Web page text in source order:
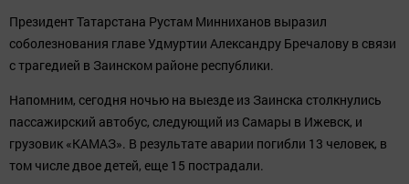
Президент Татарстана Рустам Минниханов выразил
соболезнования главе Удмуртии Александру Бречалову в связи
с трагедией в Заинском районе республики.
Напомним, сегодня ночью на выезде из Заинска столкнулись
пассажирский автобус, следующий из Самары в Ижевск, и
грузовик «КАМАЗ». В результате аварии погибли 13 человек, в
том числе двое детей, еще 15 пострадали.